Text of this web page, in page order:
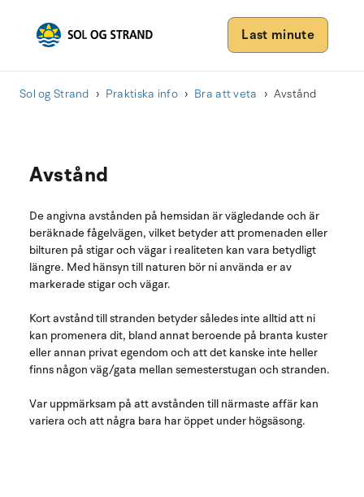
Last minute
Sol og Strand Praktiska info Bra att veta Avstånd
Avstånd
De angivna avstånden på hemsidan är vägledande och är
beräknade fågelvägen, vilket betyder att promenaden eller
bilturen på stigar och vägar i realiteten kan vara betydligt
längre. Med hänsyn till naturen bör ni använda er av
markerade stigar och vägar.
Kort avstånd till stranden betyder således inte alltid att ni
kan promenera dit, bland annat beroende på branta kuster
eller annan privat egendom och att det kanske inte heller
finns någon väg/gata mellan semesterstugan och stranden.
Var uppmärksam på att avstånden till närmaste affär kan
variera och att några bara har öppet under högsäsong.